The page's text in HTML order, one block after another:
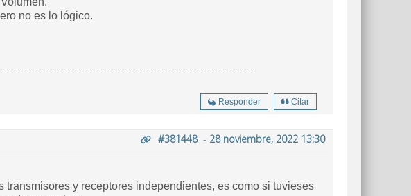
no es lo lógico.
Responder Citar
#381448- 28 noviembre, 2022 13:30
y receptores independientes, es como si tuvieses